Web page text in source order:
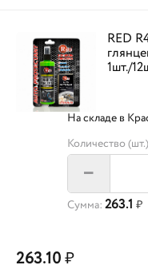
RED
1шт./
На складе в
Количество (шт.)
–
Сумма: 263.1 ₽
263.10₽